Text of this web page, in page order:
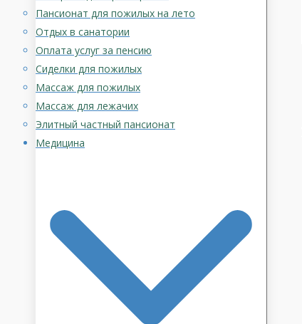
Пансионат для пожилых на лето
Отдых в санатории
Оплата услуг за пенсию
Сиделки для пожилых
Массаж для пожилых
Массаж для лежачих
Элитный частный пансионат
Медицина